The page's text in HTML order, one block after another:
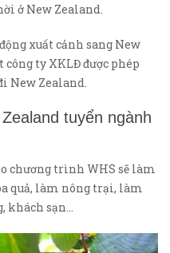
ở New Zealand.
xuất cảnh sang New
ty XKLĐ được phép
New Zealand.
tuyển ngành
chương trình WHS sẽ làm
quả, làm nông trại, làm
khách sạn…